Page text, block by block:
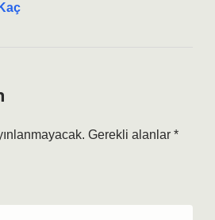
Gerekli alanlar *